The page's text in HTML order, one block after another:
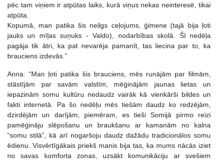
pēc tam viņiem ir atpūtas laiks, kurā viņus nekas neinteresē, tikai
atpūta.
Kopumā, man patika šis neilgs ceļojums, ģimene (tajā bija ļoti
jauks un mīļas suņuks - Valdo), nodarbības skolā. Šī nedēļa
pagāja tik ātri, ka pat nevarēja pamanīt, tas liecina par to, ka
brauciens izdevās.”
Anna: “Man ļoti patika šis brauciens, mēs runājām par filmām,
stāstījām par savām valstīm, mēģinājām jaunas lietas un
iepazinām somu kultūru nedaudz vairāk kā vienkārši bildes un
fakti internetā. Pa šo nedēļu mēs tiešām daudz ko redzējām,
dzirdējām un darījām, piemēram, es tieši Somijā pirmo reizi
pamēģināju slēpošanu un braukšanu ar kamanām no kalna
“somu stilā”, kā arī nogaršoju daudz dažādu tradicionālos somu
ēdienu. Visvērtīgākais priekš manis bija tas, ka mums nācās iziet
no savas komforta zonas, uzsākt komunikāciju ar svešiem